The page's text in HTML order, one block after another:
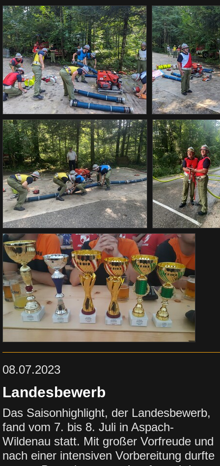
08.07.2023
Landesbewerb
Das Saisonhighlight, der Landesbewerb,
fand vom 7. bis 8. Juli in Aspach-
Wildenau statt. Mit großer Vorfreude und
nach einer intensiven Vorbereitung durfte